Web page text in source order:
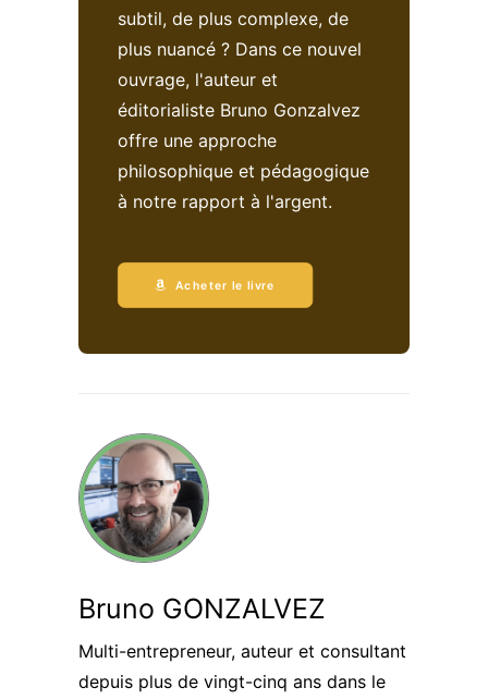
subtil, de plus complexe, de
plus nuancé ? Dans ce nouvel
ouvrage, l'auteur et
éditorialiste Bruno Gonzalvez
offre une approche
philosophique et pédagogique
à notre rapport à l'argent.
Acheter le livre
Bruno GONZALVEZ
Multi-entrepreneur, auteur et consultant
depuis plus de vingt-cinq ans dans le